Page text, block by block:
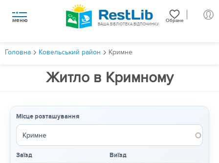
меню Обране
ВАША БІБЛІОТЕКА ВІДПОЧИНКУ
Головна Ковельський район Кримне
Житло в Кримному
Місце розташування
Заїзд Виїзд